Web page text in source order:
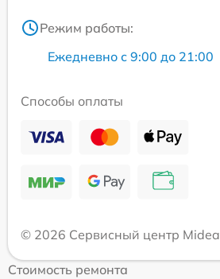
Режим работы:
Ежедневно с 9:00 до 21:00
Способы оплаты
© 2026 Сервисный центр Midea
Стоимость ремонта